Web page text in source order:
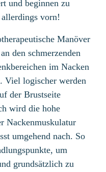
und beginnen zu
vorn!
Manöver
den schmerzenden
im Nacken
Viel logischer werden
der Brustseite
wird die hohe
Nackenmuskulatur
umgehend nach. So
um
grundsätzlich zu